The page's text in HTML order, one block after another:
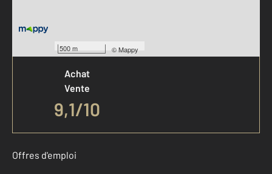
500 m ©Mappy
Votre agence est notée
Achat
Vente
9,1/10
Offres d'emploi